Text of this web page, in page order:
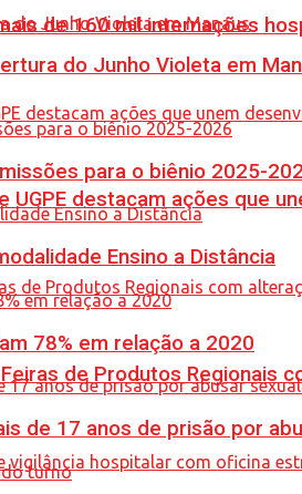
de 160 mil internações
UGPE destacam ações que
de Produtos Regionais
do Junho Violeta em
para o biênio 2025-
Ensino a Distância
78% em relação a 2020
de 17 anos de prisão por